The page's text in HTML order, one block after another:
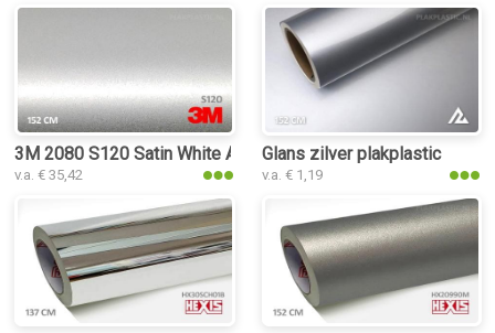
3M 2080 S120 Satin White Aluminium plakplastic
v.a. € 35,42
Glans zilver plakplastic
v.a. € 1,19